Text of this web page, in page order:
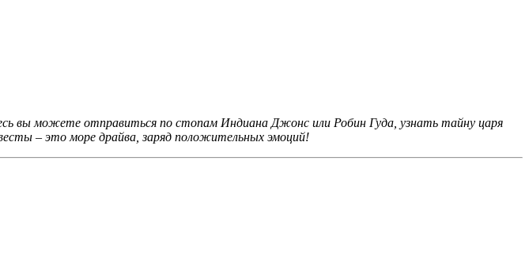
вы можете отправиться по стопам Индиана Джонс или Робин Гуда, узнать тайну царя
– это море драйва, заряд положительных эмоций!